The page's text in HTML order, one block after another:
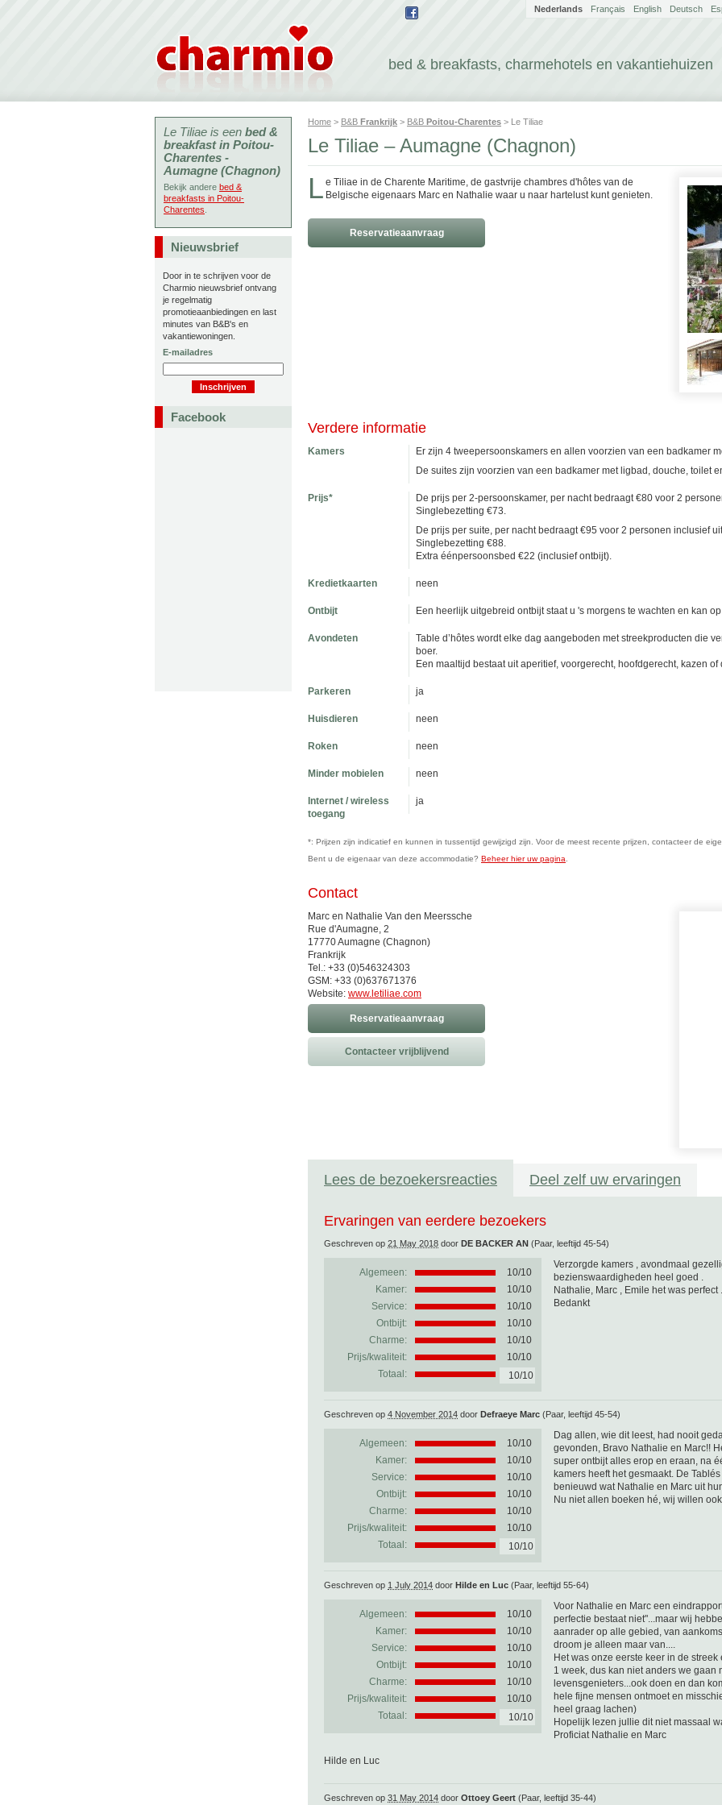
bed & breakfasts, charmehotels en vakantiehuizen
Nederlands Français English Deutsch
Home > B&B Frankrijk > B&B Poitou-Charentes > Le Tiliae
Le Tiliae – Aumagne (Chagnon)
L e Tiliae in de Charente Maritime, de gastvrije chambres d'hôtes van de
Belgische eigenaars Marc en Nathalie waar u naar hartelust kunt genieten.
Reservatieaanvraag
Verdere informatie
Kamers
Er zijn 4 tweepersoonskamers en allen voorzien van een badkamer
De suites zijn voorzien van een badkamer met ligbad, douche, toilet
Prijs*
De prijs per 2-persoonskamer, per nacht bedraagt €80 voor 2
Singlebezetting €73.
De prijs per suite, per nacht bedraagt €95 voor 2 personen inclusief
Singlebezetting €88.
Extra éénpersoonsbed €22 (inclusief ontbijt).
Kredietkaarten neen
Ontbijt Een heerlijk uitgebreid ontbijt staat u 's morgens te wachten en kan
Avondeten
Table d’hôtes wordt elke dag aangeboden met streekproducten die
boer.
Een maaltijd bestaat uit aperitief, voorgerecht, hoofdgerecht, kazen
Parkeren ja
Huisdieren neen
Roken neen
Minder mobielen neen
Internet / wireless
toegang
ja
*: Prijzen zijn indicatief en kunnen in tussentijd gewijzigd zijn. Voor de meest recente prijzen, contacteer de
Bent u de eigenaar van deze accommodatie? Beheer hier uw pagina
Contact
Marc en Nathalie Van den Meerssche
Rue d'Aumagne, 2
17770 Aumagne (Chagnon)
Frankrijk
Tel.: +33 (0)546324303
GSM: +33 (0)637671376
Website: www.letiliae.com
Reservatieaanvraag
Contacteer vrijblijvend
Lees de bezoekersreacties Deel zelf uw ervaringen
Ervaringen van eerdere bezoekers
Geschreven op 21 May 2018 door DE BACKER AN (Paar, leeftijd 45-54)
Algemeen: 10/10
Kamer:
10/10
Service:
10/10
Ontbijt:
10/10
Charme:
10/10
Prijs/kwaliteit:
10/10
Totaal:
10/10
Verzorgde kamers , avondmaal
bezienswaardigheden heel goed .
Nathalie, Marc , Emile het was perfect .
Bedankt
Geschreven op 4 November 2014 door Defraeye Marc (Paar, leeftijd 45-54)
Algemeen: 10/10
Kamer:
10/10
Service:
10/10
Ontbijt:
10/10
Charme:
10/10
Prijs/kwaliteit:
10/10
Totaal:
10/10
Dag allen, wie dit leest, had nooit
gevonden, Bravo Nathalie en Marc!!
super ontbijt alles erop en eraan, na
kamers heeft het gesmaakt. De
benieuwd wat Nathalie en Marc uit
Nu niet allen boeken hé, wij willen
Geschreven op 1 July 2014 door Hilde en Luc (Paar, leeftijd 55-64)
Algemeen: 10/10
Kamer:
10/10
Service:
10/10
Ontbijt:
10/10
Charme:
10/10
Prijs/kwaliteit:
10/10
Totaal:
10/10
Voor Nathalie en Marc een
perfectie bestaat niet"...maar wij
aanrader op alle gebied, van
droom je alleen maar van....
Het was onze eerste keer in de
1 week, dus kan niet anders we gaan
levensgenieters...ook doen en dan
hele fijne mensen ontmoet en
heel graag lachen)
Hopelijk lezen jullie dit niet massaal
Proficiat Nathalie en Marc
Hilde en Luc
Geschreven op 31 May 2014 door Ottoey Geert (Paar, leeftijd 35-44)
Le Tiliae is een bed &
breakfast in Poitou-
Charentes -
Aumagne (Chagnon)
Bekijk andere bed &
breakfasts in Poitou-
Charentes
Nieuwsbrief
Door in te schrijven voor de
Charmio nieuwsbrief ontvang
je regelmatig
promotieaanbiedingen en last
minutes van B&B's en
vakantiewoningen.
E-mailadres
Facebook